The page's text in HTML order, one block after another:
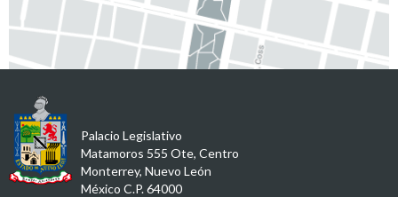
Palacio Legislativo
Matamoros 555 Ote, Centro
Monterrey, Nuevo León
México C.P. 64000